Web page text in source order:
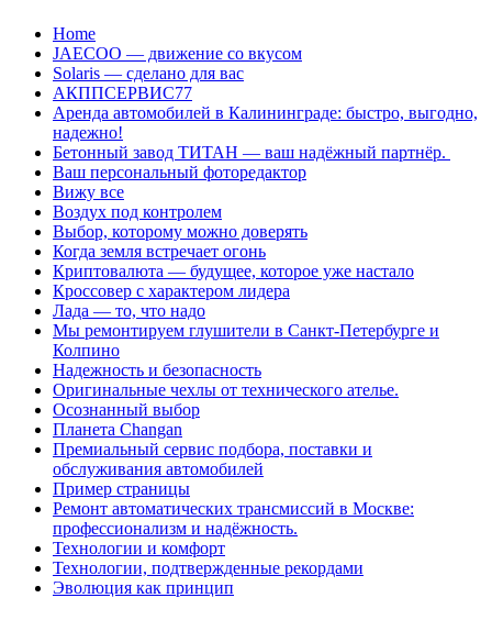
Перейти
содержанию
Home
JAECOO — движение со вкусом
Solaris — сделано для вас
АКППСЕРВИС77
Аренда автомобилей в Калининграде: быстро, выгодно,
надежно!
Бетонный завод ТИТАН — ваш надёжный партнёр.
Ваш персональный фоторедактор
Вижу все
Воздух под контролем
Выбор, которому можно доверять
Когда земля встречает огонь
Криптовалюта — будущее, которое уже настало
Кроссовер с характером лидера
Лада — то, что надо
Мы ремонтируем глушители в Санкт-Петербурге и
Колпино
Надежность и безопасность
Оригинальные чехлы от технического ателье.
Осознанный выбор
Планета Changan
Премиальный сервис подбора, поставки и
обслуживания автомобилей
Пример страницы
Ремонт автоматических трансмиссий в Москве:
профессионализм и надёжность.
Технологии и комфорт
Технологии, подтвержденные рекордами
Эволюция как принцип